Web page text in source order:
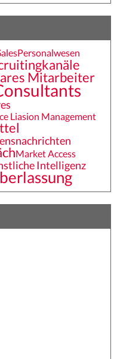
Personalwesen
Mitarbeiter
Liasion Management
Market Access
Intelligenz